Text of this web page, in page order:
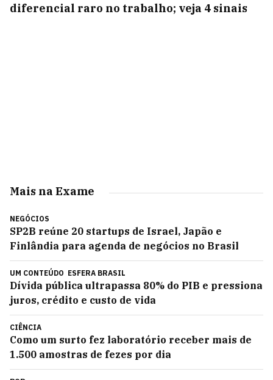
diferencial raro no trabalho; veja 4 sinais
Mais na Exame
NEGÓCIOS
SP2B reúne 20 startups de Israel, Japão e
Finlândia para agenda de negócios no Brasil
UM CONTEÚDO ESFERA BRASIL
Dívida pública ultrapassa 80% do PIB e pressiona
juros, crédito e custo de vida
CIÊNCIA
Como um surto fez laboratório receber mais de
1.500 amostras de fezes por dia